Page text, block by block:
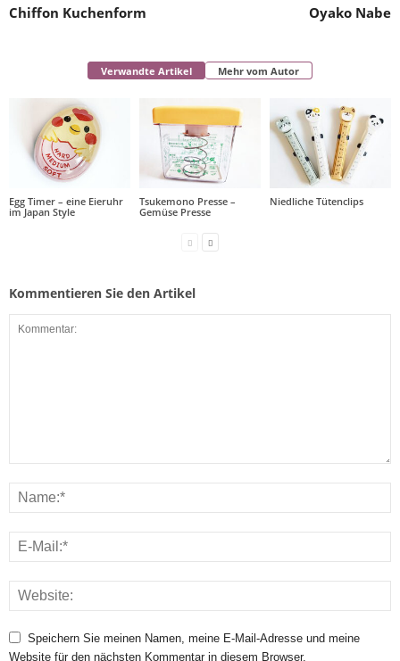
Chiffon Kuchenform Oyako Nabe
Verwandte Artikel Mehr vom Autor
Egg Timer – eine Eieruhr
im Japan Style
Tsukemono Presse –
Gemüse Presse
Niedliche Tütenclips
Kommentieren Sie den Artikel
Speichern Sie meinen Namen, meine E-Mail-Adresse und meine
Website für den nächsten Kommentar in diesem Browser.